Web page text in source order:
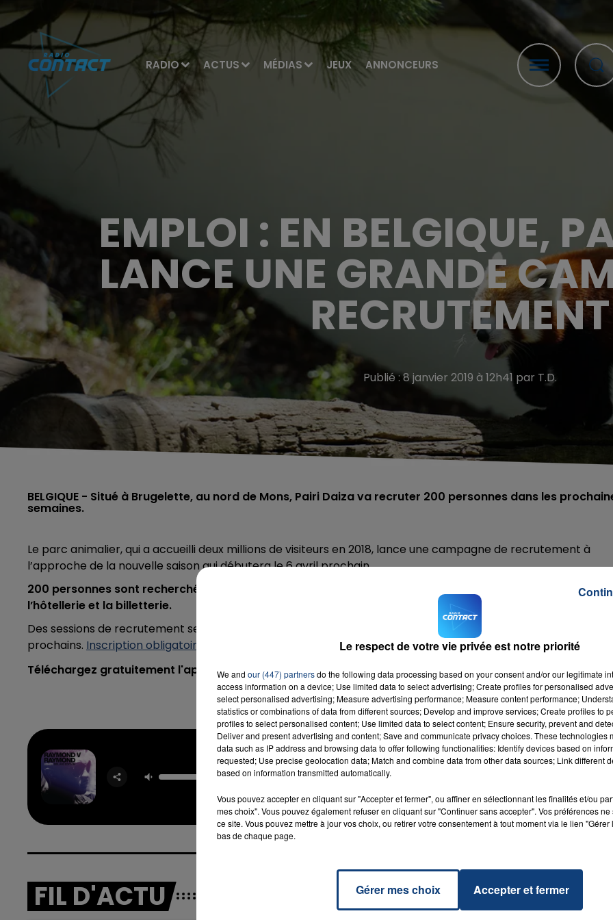
RADIO ACTUS MÉDIAS JEUX ANNONCEURS
EMPLOI : EN BELGIQUE,
LANCE UNE GRANDE
RECRUTEMENT
Publié : 8 janvier 2019 à 12h41 par T.D.
BELGIQUE - Situé à Brugelette, au nord de Mons, Pairi Daiza va recruter 200 personnes dans les
semaines.
Le parc animalier, qui a accueilli deux millions de visiteurs en 2018, lance une campagne de recrutement à
l’approche de la nouvelle saison qui débutera le 6 avril prochain.
200 personnes sont recherchées pour travailler dans la vente, la restauration, l’entretien, l’accueil,
l’hôtellerie et la billetterie.
Des sessions de recrutement seront organisées les mardi 29 janvier, mercredi 30 janvier et jeudi 31 janvier
prochains. Inscription obligatoire sur le site internet de Pairi Daiza.
Téléchargez gratuitement l'application Contact FM sur
et
Dj Got Us
Falling In Love
PITBULL
RADIO CONTACT
FIL D'ACTU
Le respect de votre vie privée est notre priorité
We and our (447) partnersdo the following data processing based on your consent and/or our legitimate
access information on a device; Use limited data to select advertising; Create profiles for personalised
select personalised advertising; Measure advertising performance; Measure content performance;
statistics or combinations of data from different sources; Develop and improve services; Create profiles to
profiles to select personalised content; Use limited data to select content; Ensure security, prevent and
Deliver and present advertising and content; Save and communicate privacy choices. These technologies
data such as IP address and browsing data to offer following functionalities: Identify devices based on
requested; Use precise geolocation data; Match and combine data from other data sources; Link different
based on information transmitted automatically.
Vous pouvez accepter en cliquant sur "Accepter et fermer", ou affiner en sélectionnant les finalités et/ou
mes choix". Vous pouvez également refuser en cliquant sur "Continuer sans accepter". Vos préférences
ce site. Vous pouvez mettre à jour vos choix, ou retirer votre consentement à tout moment via le lien
bas de chaque page.
Gérer mes choix Accepter et fermer